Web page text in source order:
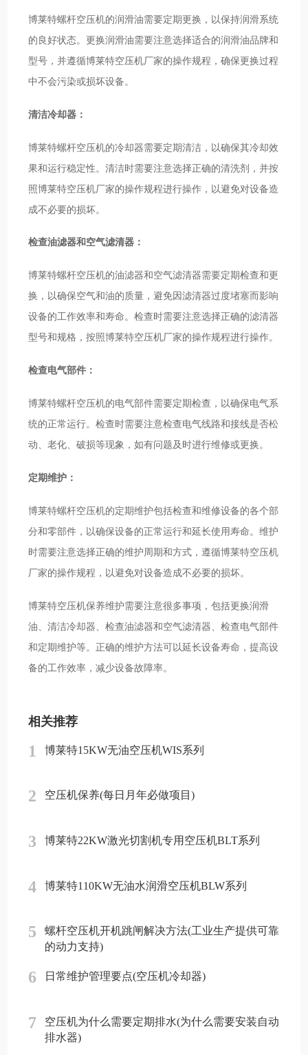
博莱特螺杆空压机的润滑油需要定期更换，以保持润滑系统
的良好状态。更换润滑油需要注意选择适合的润滑油品牌和
型号，并遵循博莱特空压机厂家的操作规程，确保更换过程
中不会污染或损坏设备。
清洁冷却器：
博莱特螺杆空压机的冷却器需要定期清洁，以确保其冷却效
果和运行稳定性。清洁时需要注意选择正确的清洗剂，并按
照博莱特空压机厂家的操作规程进行操作，以避免对设备造
成不必要的损坏。
检查油滤器和空气滤清器：
博莱特螺杆空压机的油滤器和空气滤清器需要定期检查和更
换，以确保空气和油的质量，避免因滤清器过度堵塞而影响
设备的工作效率和寿命。检查时需要注意选择正确的滤清器
型号和规格，按照博莱特空压机厂家的操作规程进行操作。
检查电气部件：
博莱特螺杆空压机的电气部件需要定期检查，以确保电气系
统的正常运行。检查时需要注意检查电气线路和接线是否松
动、老化、破损等现象，如有问题及时进行维修或更换。
定期维护：
博莱特螺杆空压机的定期维护包括检查和维修设备的各个部
分和零部件，以确保设备的正常运行和延长使用寿命。维护
时需要注意选择正确的维护周期和方式，遵循博莱特空压机
厂家的操作规程，以避免对设备造成不必要的损坏。
博莱特空压机保养维护需要注意很多事项，包括更换润滑
油、清洁冷却器、检查油滤器和空气滤清器、检查电气部件
和定期维护等。正确的维护方法可以延长设备寿命，提高设
备的工作效率，减少设备故障率。
相关推荐
1 博莱特15KW无油空压机WIS系列
2 空压机保养(每日月年必做项目)
3 博莱特22KW激光切割机专用空压机BLT系列
4 博莱特110KW无油水润滑空压机BLW系列
5
螺杆空压机开机跳闸解决方法(工业生产提供可靠
的动力支持)
6 日常维护管理要点(空压机冷却器)
7
空压机为什么需要定期排水(为什么需要安装自动
排水器)